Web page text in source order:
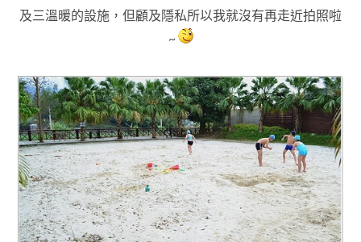
及三溫暖的設施 ，但顧及隱私所以我就沒有再走近拍照啦
~